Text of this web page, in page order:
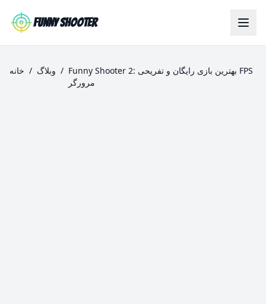
Funny Shooter
خانه / وبلاگ / Funny Shooter 2: بهترین بازی رایگان و تفریحی FPS
مرورگر